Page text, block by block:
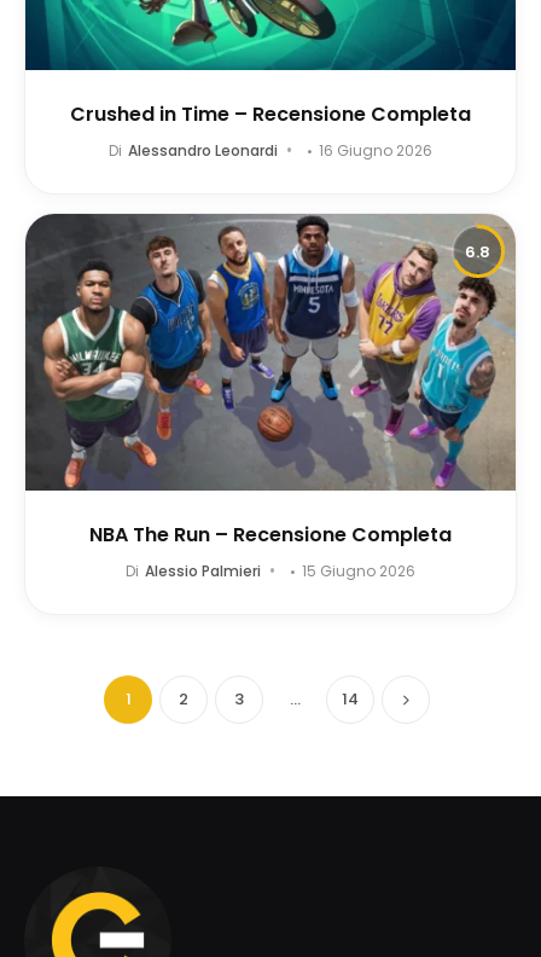
Crushed in Time – Recensione Completa
Di Alessandro Leonardi 16 Giugno 2026
6.8
NBA The Run – Recensione Completa
Di Alessio Palmieri 15 Giugno 2026
1 2 3 … 14